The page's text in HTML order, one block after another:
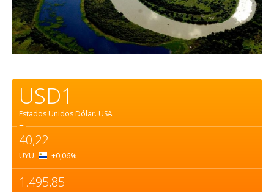
USD1
Estados Unidos Dólar. USA
=
40,22
UYU +0,06%
1.495,85